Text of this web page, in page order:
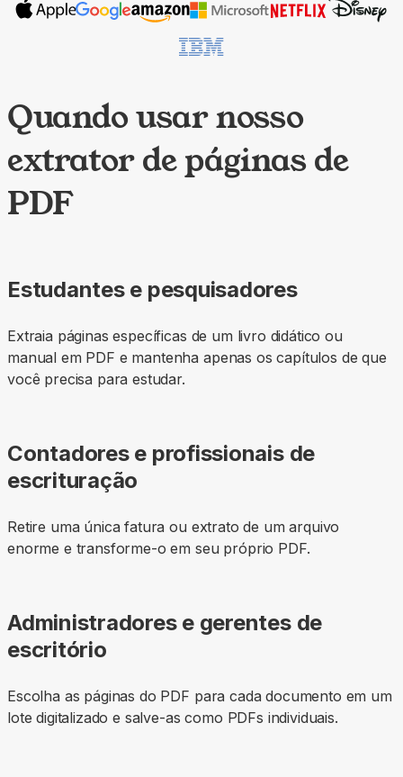
Quando usar nosso
extrator de páginas de
PDF
Estudantes e pesquisadores
Extraia páginas específicas de um livro didático ou
manual em PDF e mantenha apenas os capítulos de que
você precisa para estudar.
Contadores e profissionais de
escrituração
Retire uma única fatura ou extrato de um arquivo
enorme e transforme-o em seu próprio PDF.
Administradores e gerentes de
escritório
Escolha as páginas do PDF para cada documento em um
lote digitalizado e salve-as como PDFs individuais.